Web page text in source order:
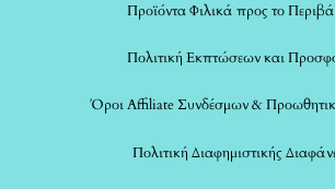
Προϊόντα Φιλικά προς το
Πολιτική Εκπτώσεων και
Όροι Affiliate Συνδέσμων &
Πολιτική Διαφημιστικής